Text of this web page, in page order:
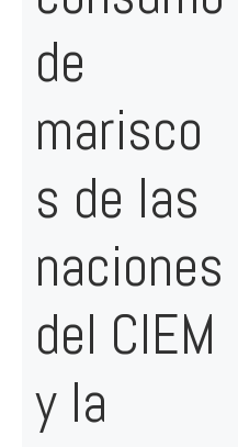
de
marisco
s de las
naciones
del CIEM
y la